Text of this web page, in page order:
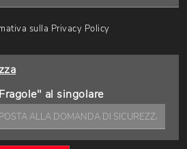
sulla Privacy Policy
al singolare